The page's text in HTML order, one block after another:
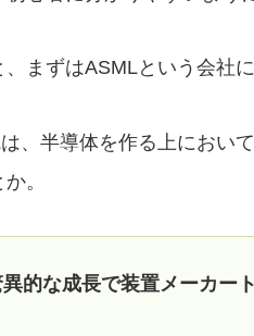
、まずはASMLという会社に
、半導体を作る上におい
。
異的な成長で装置メーカー